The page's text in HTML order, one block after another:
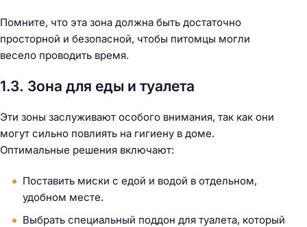
Помните, что эта зона должна быть достаточно
просторной и безопасной, чтобы питомцы могли
весело проводить время.
1.3. Зона для еды и туалета
Эти зоны заслуживают особого внимания, так как они
могут сильно повлиять на гигиену в доме.
Оптимальные решения включают:
Поставить миски с едой и водой в отдельном,
удобном месте.
Выбрать специальный поддон для туалета, который